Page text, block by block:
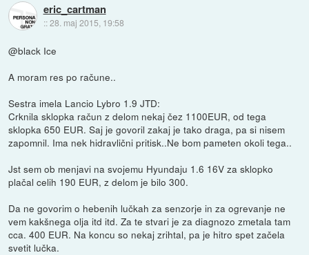
eric_cartman
::28. maj 2015, 19:58
@black Ice
A moram res po račune..
Sestra imela Lancio Lybro 1.9 JTD:
Crknila sklopka račun z delom nekaj čez 1100EUR, od tega
sklopka 650 EUR. Saj je govoril zakaj je tako draga, pa si nisem
zapomnil. Ima nek hidravlični pritisk..Ne bom pameten okoli tega..
Jst sem ob menjavi na svojemu Hyundaju 1.6 16V za sklopko
plačal celih 190 EUR, z delom je bilo 300.
Da ne govorim o hebenih lučkah za senzorje in za ogrevanje ne
vem kakšnega olja itd itd. Za te stvari je za diagnozo zmetala tam
cca. 400 EUR. Na koncu so nekaj zrihtal, pa je hitro spet začela
svetit lučka.